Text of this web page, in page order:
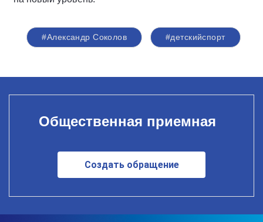
#Александр Соколов #детскийспорт
Общественная приемная
Создать обращение